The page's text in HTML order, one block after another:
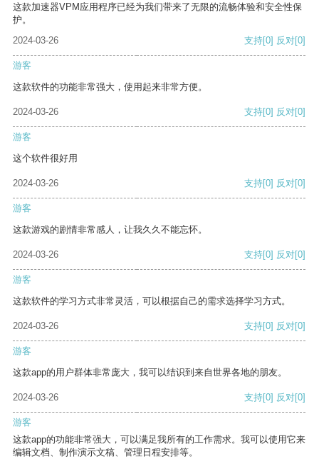
这款加速器VPM应用程序已经为我们带来了无限的流畅体验和安全性保
护。
2024-03-26
支持[0] 反对[0]
游客
这款软件的功能非常强大，使用起来非常方便。
2024-03-26 支持[0] 反对[0]
游客
这个软件很好用
2024-03-26 支持[0] 反对[0]
游客
这款游戏的剧情非常感人，让我久久不能忘怀。
2024-03-26 支持[0] 反对[0]
游客
这款软件的学习方式非常灵活，可以根据自己的需求选择学习方式。
2024-03-26 支持[0] 反对[0]
游客
这款app的用户群体非常庞大，我可以结识到来自世界各地的朋友。
2024-03-26 支持[0] 反对[0]
游客
这款app的功能非常强大，可以满足我所有的工作需求。我可以使用它来
编辑文档、制作演示文稿、管理日程安排等。